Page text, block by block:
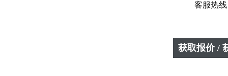
客服热线
获取报价 /